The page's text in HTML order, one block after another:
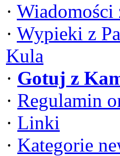
·
· Wypieki z
Kula
· Gotuj z
· Regulamin
· Linki
· Kategorie